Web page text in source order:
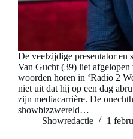
De veelzijdige presentator en
Van Gucht (39) liet
woorden horen in ‘Radio 2
niet uit dat hij op een dag
zijn mediacarrière. De
showbizzwereld…
Showredactie
1